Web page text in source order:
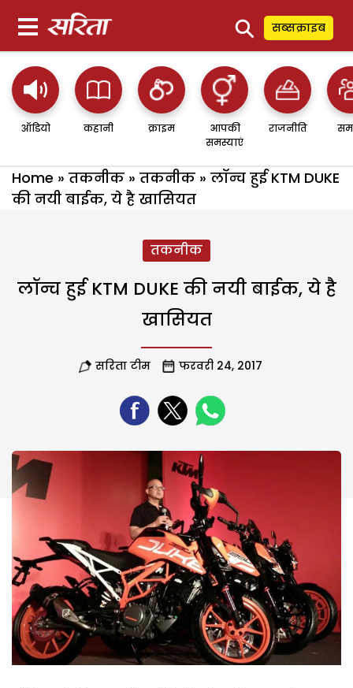
⚲ सब्सक्राइब
ऑडियो कहानी क्राइम
आपकी
समस्याएं
राजनीति
Home » तकनीक » तकनीक » लॉन्च हुई KTM DUKE
की नयी बाईक, ये है खासियत
तकनीक
लॉन्च हुई KTM DUKE की नयी बाईक, ये है
खासियत
सरिता टीम फरवरी 24, 2017